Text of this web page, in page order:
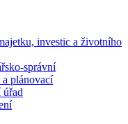
investic a životního
správní
plánovací
úřad